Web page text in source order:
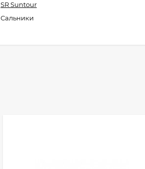
SR Suntour
Сальники